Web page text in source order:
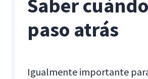
Saber
paso atrás
Igualmente importante